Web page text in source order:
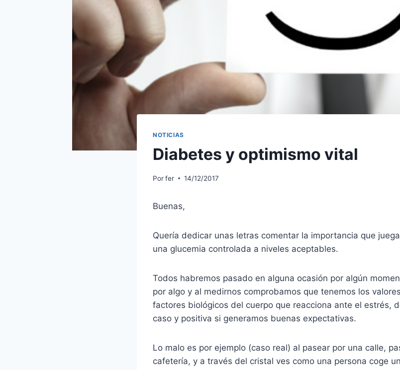
NOTICIAS
Diabetes y optimismo vital
Porfer 14/12/2017
Buenas,
Quería dedicar unas letras comentar la importancia que
una glucemia controlada a niveles aceptables.
Todos habremos pasado en alguna ocasión por algún
por algo y al medirnos comprobamos que tenemos los
factores biológicos del cuerpo que reacciona ante el estrés,
caso y positiva si generamos buenas expectativas.
Lo malo es por ejemplo (caso real) al pasear por una calle,
cafetería, y a través del cristal ves como una persona coge